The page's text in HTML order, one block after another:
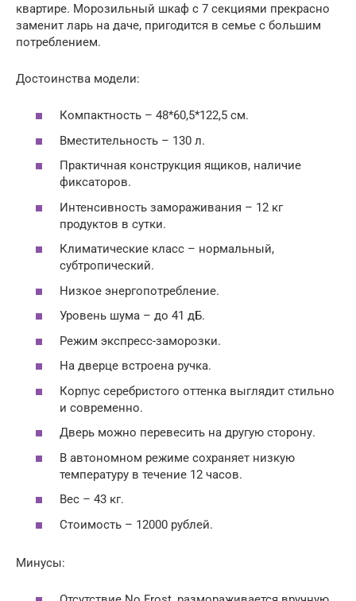
квартире. Морозильный шкаф с 7 секциями прекрасно
заменит ларь на даче, пригодится в семье с большим
потреблением.
Достоинства модели:
Компактность – 48*60,5*122,5 см.
Вместительность – 130 л.
Практичная конструкция ящиков, наличие
фиксаторов.
Интенсивность замораживания – 12 кг
продуктов в сутки.
Климатические класс – нормальный,
субтропический.
Низкое энергопотребление.
Уровень шума – до 41 дБ.
Режим экспресс-заморозки.
На дверце встроена ручка.
Корпус серебристого оттенка выглядит стильно
и современно.
Дверь можно перевесить на другую сторону.
В автономном режиме сохраняет низкую
температуру в течение 12 часов.
Вес – 43 кг.
Стоимость – 12000 рублей.
Минусы: